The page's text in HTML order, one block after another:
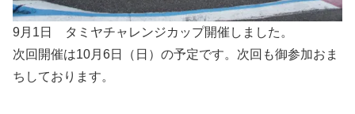
9月1日 タミヤチャレンジカップ開催しました。
次回開催は10月6日（日）の予定です。次回も御参加おま
ちしております。